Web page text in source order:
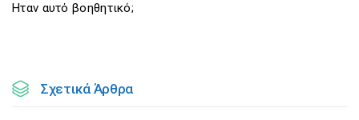
Ηταν αυτό βοηθητικό;
Σχετικά Άρθρα